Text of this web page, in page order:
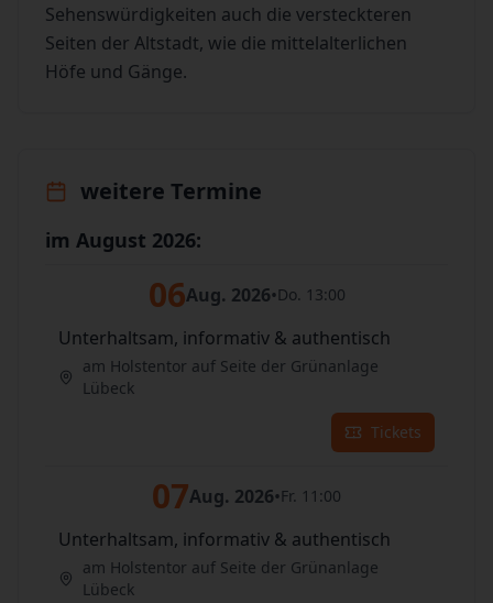
Sehenswürdigkeiten auch die versteckteren
Seiten der Altstadt, wie die mittelalterlichen
Höfe und Gänge.
weitere Termine
im August 2026:
06Aug. 2026•Do. 13:00
Unterhaltsam, informativ & authentisch
am Holstentor auf Seite der Grünanlage
Lübeck
Tickets
07Aug. 2026•Fr. 11:00
Unterhaltsam, informativ & authentisch
am Holstentor auf Seite der Grünanlage
Lübeck